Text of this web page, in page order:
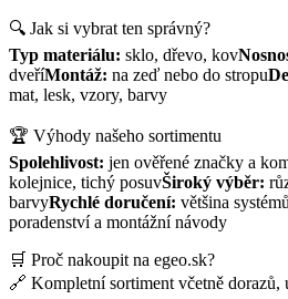
🔍 Jak si vybrat ten správný?
Typ materiálu: sklo, dřevo, kov
dveříMontáž: na zeď nebo do stropu
mat, lesk, vzory, barvy
🏆 Výhody našeho sortimentu
Spolehlivost: jen ověřené značky a
kolejnice, tichý posuvŠiroký výběr:
barvyRychlé doručení: většina
poradenství a montážní návody
🛒 Proč nakoupit na egeo.sk?
🔗 Kompletní sortiment včetně dorazů,